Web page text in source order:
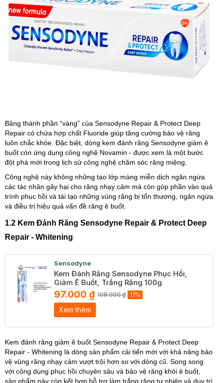
Bảng thành phần “vàng” của Sensodyne Repair & Protect Deep
Repair có chứa hợp chất Fluoride giúp tăng cường bảo vệ răng
luôn chắc khỏe. Đặc biệt, dòng kem đánh răng Sensodyne giảm ê
buốt còn ứng dụng công nghệ Novamin - được xem là một bước
đột phá mới trong lịch sử công nghệ chăm sóc răng miệng.
Công nghệ này không những tạo lớp màng miễn dịch ngăn ngừa
các tác nhân gây hại cho răng nhạy cảm mà còn góp phần vào quá
trình phục hồi và tái tạo những vùng răng bị tổn thương, ngăn ngừa
và điều trị hiệu quả vấn đề răng ê buốt.
1.2 Kem Đánh Răng Sensodyne Repair & Protect Deep
Repair - Whitening
Sensodyne
Kem Đánh Răng Sensodyne Phục Hồi,
Giảm Ê Buốt, Trắng Răng 100g
97.000 ₫ 108.900 ₫ 11%
Xem thêm
Kem đánh răng giảm ê buốt Sensodyne Repair & Protect Deep
Repair - Whitening là dòng sản phẩm cải tiến mới với khả năng bảo
vệ vùng răng nhạy cảm vượt trội hơn so với dòng cũ. Song song
với công dụng phục hồi chuyên sâu và bảo vệ răng khỏi ê buốt,
sản phẩm này còn kết hợp hỗ trợ làm trắng răng tự nhiên và duy trì